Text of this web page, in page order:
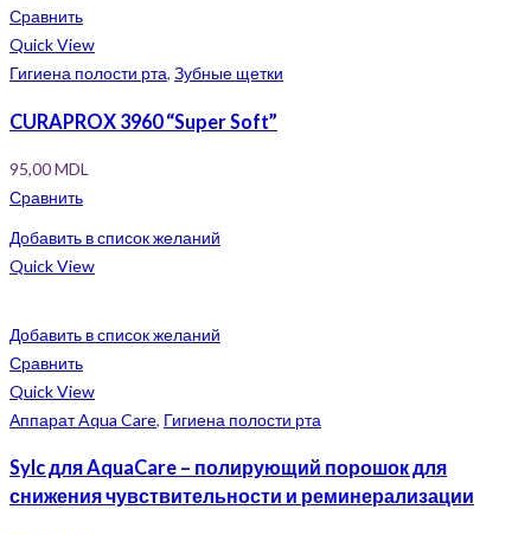
Сравнить
Quick View
Гигиена полости рта, Зубные щетки
CURAPROX 3960 “Super Soft”
95,00MDL
Сравнить
Добавить в список желаний
Quick View
Добавить в список желаний
Сравнить
Quick View
Аппарат Aqua Care, Гигиена полости рта
Sylc для AquaCare – полирующий порошок для
снижения чувствительности и реминерализации